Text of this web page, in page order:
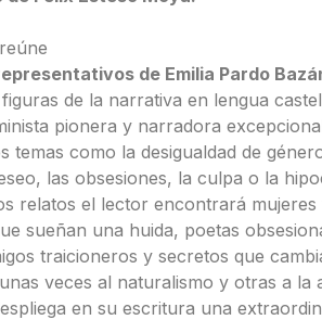
de Emilia Pardo Bazán
de la narrativa en lengua
pionera y narradora
temas como la desigualdad de
las obsesiones, la culpa o la
relatos el lector encontrará mujeres
sueñan una huida, poetas
traicioneros y secretos que
veces al naturalismo y otras a la
en su escritura una